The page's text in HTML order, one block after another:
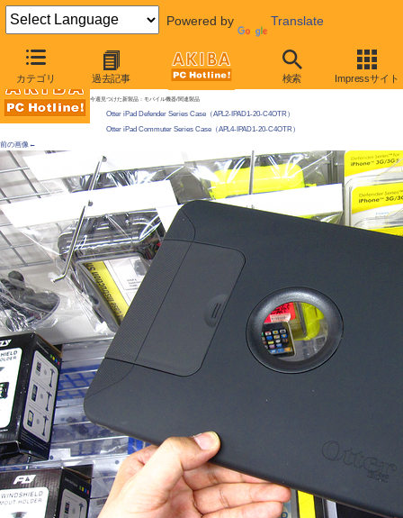
Powered by Translate
カテゴリ 過去記事 検索 Impressサイト
AKIBA PC Hotline! 2010年8月7日号
iPadの耐衝撃ケースが発売、落下1mもOK？
今週見つけた新製品：モバイル機器/関連製品
Otter iPad Defender Series Case（APL2-IPAD1-20-C4OTR）
Otter iPad Commuter Series Case（APL4-IPAD1-20-C4OTR）
前の画像←